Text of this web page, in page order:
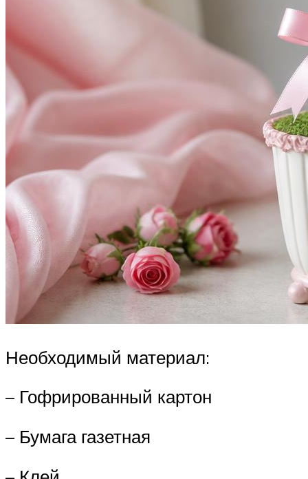
Необходимый материал:
– Гофрированный картон
– Бумага газетная